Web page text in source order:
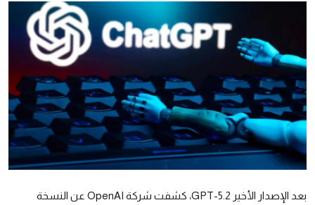
علوم
الطقس
إقتصاد
صور وفنون
معرض الصور
صوتيات
بعد الإصدار الأخير GPT-5.2، كشفت شركة OpenAI عن النسخة